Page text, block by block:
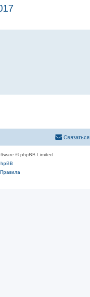
© phpBB Limited
Правила